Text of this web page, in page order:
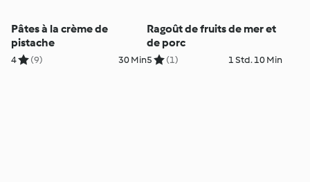
Pâtes à la crème de
pistache
4 (9) 30 Min
Ragoût de fruits de mer et
de porc
5 (1) 1 Std. 10 Min